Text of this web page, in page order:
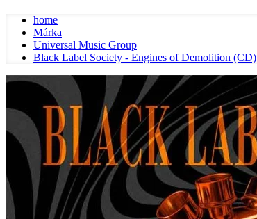
home
Márka
Universal Music Group
Black Label Society - Engines of Demolition (CD)